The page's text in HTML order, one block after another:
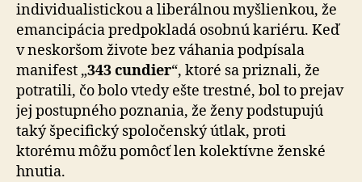
individualistickou a liberálnou myšlienkou, že
eman­ci­pá­cia predpokladá osobnú kariéru. Keď
v neskoršom živote bez váhania podpísala
manifest „343 cundier“, ktoré sa priznali, že
potratili, čo bolo vtedy ešte trestné, bol to prejav
jej postupného poznania, že ženy pod­stu­pu­jú
taký špecifický spoločenský útlak, proti
ktorému môžu pomôcť len kolektívne ženské
hnutia.